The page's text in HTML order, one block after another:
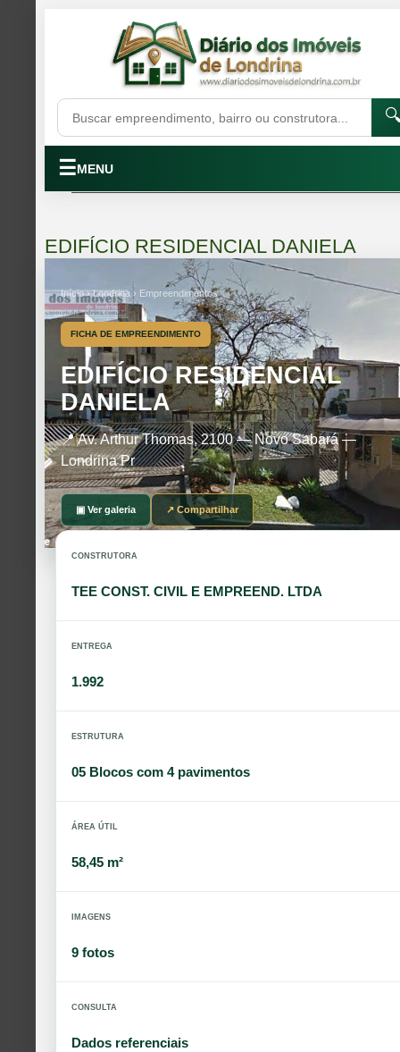
☰MENU
EDIFÍCIO RESIDENCIAL DANIELA
Início › Londrina › Empreendimentos
FICHA DE EMPREENDIMENTO
EDIFÍCIO RESIDENCIAL
DANIELA
📍 Av. Arthur Thomas, 2100 — Novo Sabará —
Londrina Pr
▣ Ver galeria ↗ Compartilhar
CONSTRUTORA
TEE CONST. CIVIL E EMPREEND. LTDA
ENTREGA
1.992
ESTRUTURA
05 Blocos com 4 pavimentos
ÁREA ÚTIL
58,45 m²
IMAGENS
9 fotos
CONSULTA
Dados referenciais